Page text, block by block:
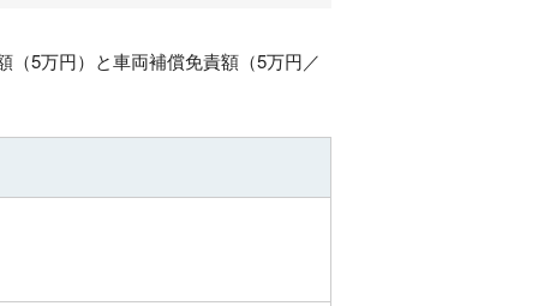
5万円）と車両補償免責額（5万円／